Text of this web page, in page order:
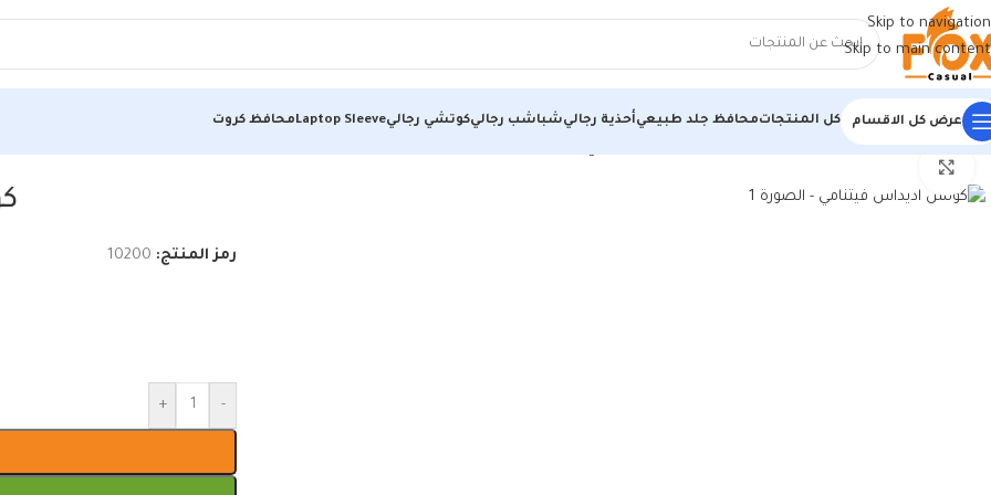
Skip to navigation
Skip to main content
عرض كل الاقسام كل المنتجاتمحافظ جلد طبيعيأحذية رجاليشباشب رجاليكوتشي رجاليLaptop Sleeveمحافظ كروت
الرئيسية/أحذية رجالي
رمز المنتج: 10200
-
+